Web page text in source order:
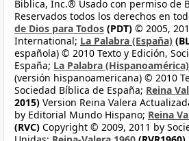
Biblica, Inc.® Usado con permiso de
Reservados todos los derechos en
de Dios para Todos (PDT) © 2005,
International; La Palabra (España)
española) © 2010 Texto y Edición,
España; La Palabra (Hispanoamérica)
(versión hispanoamericana) © 2010
Sociedad Bíblica de España; Reina
2015) Version Reina Valera
by Editorial Mundo Hispano; Reina
(RVC) Copyright © 2009, 2011 by